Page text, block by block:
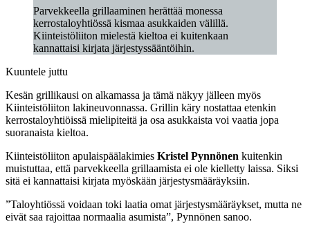
Parvekkeella grillaaminen herättää monessa
kerrostaloyhtiössä kismaa asukkaiden välillä.
Kiinteistöliiton mielestä kieltoa ei kuitenkaan
kannattaisi kirjata järjestyssääntöihin.
Kuuntele juttu
Kesän grillikausi on alkamassa ja tämä näkyy jälleen myös
Kiinteistöliiton lakineuvonnassa. Grillin käry nostattaa etenkin
kerrostaloyhtiöissä mielipiteitä ja osa asukkaista voi vaatia jopa
suoranaista kieltoa.
Kiinteistöliiton apulaispäälakimies Kristel Pynnönen kuitenkin
muistuttaa, että parvekkeella grillaamista ei ole kielletty laissa. Siksi
sitä ei kannattaisi kirjata myöskään järjestysmääräyksiin.
”Taloyhtiössä voidaan toki laatia omat järjestysmääräykset, mutta ne
eivät saa rajoittaa normaalia asumista”, Pynnönen sanoo.